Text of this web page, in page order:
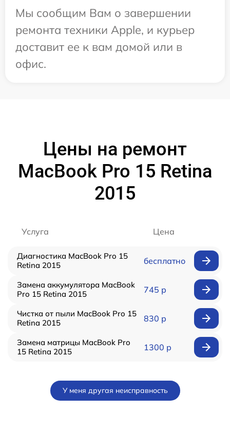
Мы сообщим Вам о завершении
ремонта техники Apple, и курьер
доставит ее к вам домой или в
офис.
Цены на ремонт
MacBook Pro 15 Retina
2015
Услуга Цена
Диагностика MacBook Pro 15
Retina 2015
бесплатно
Замена аккумулятора MacBook
Pro 15 Retina 2015
745 р
Чистка от пыли MacBook Pro 15
Retina 2015
830 р
Замена матрицы MacBook Pro
15 Retina 2015
1300 р
У меня другая неисправность